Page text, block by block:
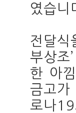
였습니
전달식
부상조
한 아
금고가
로나